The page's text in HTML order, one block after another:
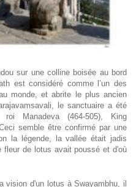
sur une colline boisée au bord
est considéré comme l’un des
monde, et abrite le plus ancien
le sanctuaire a été
roi Manadeva (464-505), King
semble être confirmé par une
la légende, la vallée était jadis
fleur de lotus avait poussé et d'où
vision d'un lotus à Swayambhu, il